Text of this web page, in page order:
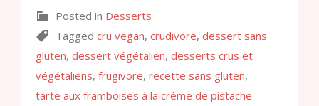
Posted in Desserts
Tagged cru vegan, crudivore, dessert sans
gluten, dessert végétalien, desserts crus et
végétaliens, frugivore, recette sans gluten,
tarte aux framboises à la crème de pistache